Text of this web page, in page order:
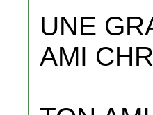
UNE
AMI